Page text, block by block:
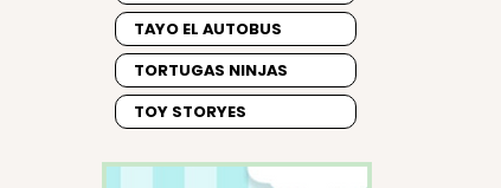
TAYO EL AUTOBUS
TORTUGAS NINJAS
TOY STORYES